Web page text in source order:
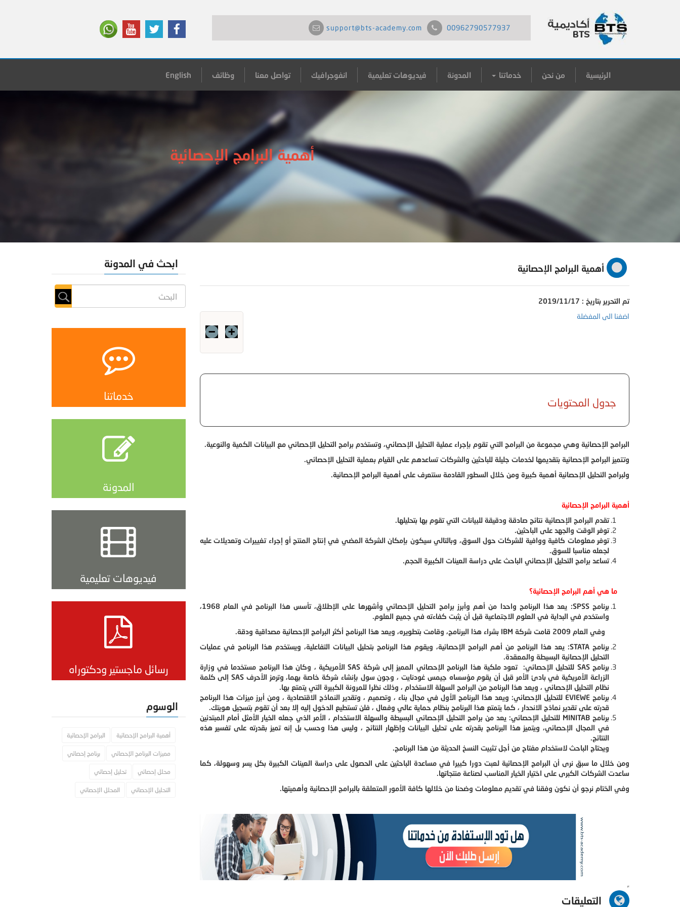
00962790577937
support@bts-academy.com
الرئيسية من نحن خدماتنا المدونة فيديوهات تعليمية انفوجرافيك تواصل معنا وظائف English
أهمية البرامج الإحصائية
أهمية البرامج الإحصائية
تم التحرير بتاريخ : 2019/11/17
اضفنا الى المفضلة
جدول المحتويات
البرامج الإحصائية وهي مجموعة من البرامج التي تقوم بإجراء عملية التحليل الإحصائي، وتستخدم برامج التحليل الإحصائي مع البيانات الكمية والنوعية.
وتتميز البرامج الإحصائية بتقديمها لخدمات جليلة للباحثين والشركات تساعدهم على القيام بعملية التحليل الإحصائي.
ولبرامج التحليل الإحصائية أهمية كبيرة ومن خلال السطور القادمة سنتعرف على أهمية البرامج الإحصائية.
أهمية البرامج الإحصائية
تقدم البرامج الإحصائية نتائج صادقة ودقيقة للبيانات التي تقوم بها بتحليلها.
توفر الوقت والجهد على الباحثين.
توفر معلومات كافية ووافية للشركات حول السوق، وبالتالي سيكون بإمكان الشركة المضي في إنتاج المنتج أو إجراء تغييرات وتعديلات عليه
لجعله مناسبا للسوق.
تساعد برامج التحليل الإحصائي الباحث على دراسة العينات الكبيرة الحجم.
ما هي أهم البرامج الإحصائية؟
برنامجSPSS
: يعد هذا البرنامج واحدا من أهم وأبرز برامج التحليل الإحصائي وأشهرها على الإطلاق، تأسس هذا البرنامج في العام 1968،
واستخدم في البداية في العلوم الاجتماعية قبل أن يثبت كفاءته في جميع العلوم.
وفي العام 2009 قامت شركة
IBM بشراء هذا البرنامج، وقامت بتطويره، ويعد هذا البرنامج أكثر البرامج الإحصائية مصداقية ودقة.
برنامجSTATA: يعد هذا البرنامج من أهم البرامج الإحصائية، ويقوم هذا البرنامج بتحليل البيانات التفاعلية، ويستخدم هذا البرنامج في عمليات
التحليل الإحصائية البسيطة والمعقدة.
برنامج SAS للتحليل الإحصائي: تعود ملكية هذا البرنامج الإحصائي المميز إلى شركة SAS الأمريكية ، وكان هذا البرنامج مستخدما في وزارة
الزراعة الأمريكية في بادئ الأمر قبل أن يقوم مؤسساه جيمس غودنايت ، وجون سول بإنشاء شركة خاصة بهما، وترمز الأحرف SAS إلى كلمة
نظام التحليل الإحصائي ، ويعد هذا البرنامج من البرامج السهلة الاستخدام ، وذلك نظرا للمرونة الكبيرة التي يتمتع بها.
برنامج EVIEWEللتحليل الإحصائي: ويعد هذا البرنامج الأول في مجال بناء ، وتصميم ، وتقدير النماذج الاقتصادية ، ومن أبرز ميزات هذا البرنامج
قدرته على تقدير نماذج الانحدار ، كما يتمتع هذا البرنامج بنظام حماية عالي وفعال ، فلن تستطيع الدخول إليه إلا بعد أن تقوم بتسجيل هويتك.
برنامج MINITAB للتحليل الإحصائي: يعد من برامج التحليل الإحصائي البسيطة والسهلة الاستخدام ، الأمر الذي جعله الخيار الأمثل أمام المبتدئين
في المجال الإحصائي، ويتميز هذا البرنامج بقدرته على تحليل البيانات وإظهار النتائج ، وليس هذا وحسب بل إنه تميز بقدرته على تفسير هذه
النتائج.
ويحتاج الباحث لاستخدام مفتاح من أجل تثبيت النسخ الحديثة من هذا البرنامج.
ومن خلال ما سبق نرى أن البرامج الإحصائية لعبت دورا كبيرا في مساعدة الباحثين على الحصول على دراسة العينات الكبيرة بكل يسر وسهولة، كما
ساعدت الشركات الكبرى على اختيار الخيار المناسب لصناعة منتجاتها.
وفي الختام نرجو أن نكون وفقنا في تقديم معلومات وضحنا من خلالها كافة الأمور المتعلقة بالبرامج الإحصائية وأهميتها.
التعليقات
ابحث في المدونة
خدماتنا
المدونة
فيديوهات تعليمية
رسائل ماجستير ودكتوراه
الوسوم
أهمية البرامج الإحصائية البرامج الإحصائية
مميزات البرنامج الإحصائي برنامج إحصائي
محلل إحصائي تحليل إحصائي
التحليل الإحصائي المحلل الإحصائي